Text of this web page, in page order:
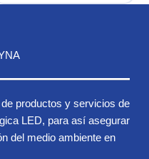
productos y servicios de
LED, para así asegurar
del medio ambiente en